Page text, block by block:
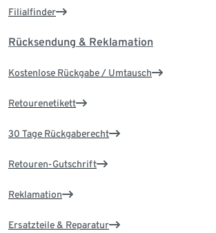
Filialfinder
Rücksendung & Reklamation
Kostenlose Rückgabe / Umtausch
Retourenetikett
30 Tage Rückgaberecht
Retouren-Gutschrift
Reklamation
Ersatzteile & Reparatur